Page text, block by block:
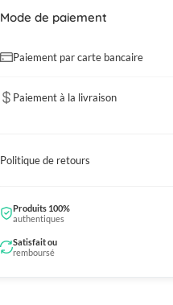
Mode de paiement
Paiement par carte bancaire
Paiement à la livraison
Politique de retours
Produits 100%
authentiques
Satisfait ou
remboursé